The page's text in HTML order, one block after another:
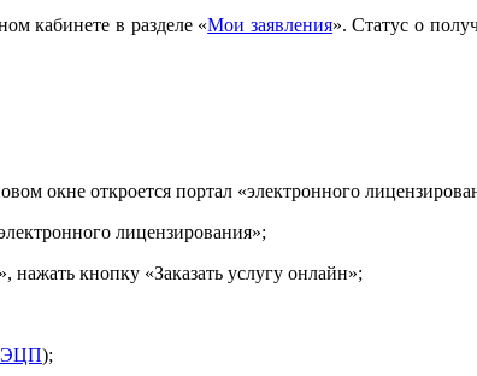
кабинете в разделе «Мои заявления». Статус о
окне откроется портал «электронного
лицензирования»;
нажать кнопку «Заказать услугу онлайн»;
ЭЦП);